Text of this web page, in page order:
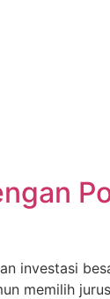
investasi
memilih